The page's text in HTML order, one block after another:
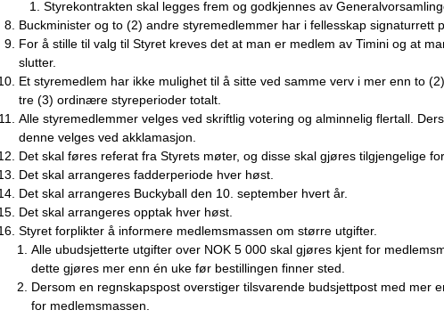
Styrekontrakten skal legges frem og godkjennes av
Buckminister og to (2) andre styremedlemmer har i fellesskap signaturrett
For å stille til valg til Styret kreves det at man er medlem av Timini og at
slutter.
Et styremedlem har ikke mulighet til å sitte ved samme verv i mer enn to
tre (3) ordinære styreperioder totalt.
Alle styremedlemmer velges ved skriftlig votering og alminnelig flertall.
denne velges ved akklamasjon.
Det skal føres referat fra Styrets møter, og disse skal gjøres tilgjengelige
Det skal arrangeres fadderperiode hver høst.
Det skal arrangeres Buckyball den 10. september hvert år.
Det skal arrangeres opptak hver høst.
Styret forplikter å informere medlemsmassen om større utgifter.
Alle ubudsjetterte utgifter over NOK 5 000 skal gjøres kjent for
dette gjøres mer enn én uke før bestillingen finner sted.
Dersom en regnskapspost overstiger tilsvarende budsjettpost med mer
for medlemsmassen.​